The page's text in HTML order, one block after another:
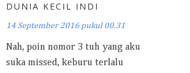
DUNIA KECIL INDI
14 September 2016 pukul 00.31
Nah, poin nomor 3 tuh yang aku
suka missed, keburu terlalu